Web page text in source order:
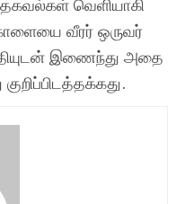
தகவல்கள் வெளியாகி
வீரர் ஒருவர்
இணைந்து அதை